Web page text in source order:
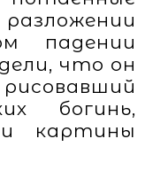
падении
что он
богинь,
картины